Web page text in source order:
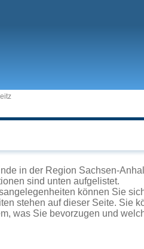
in der Region Sachsen-
sind unten aufgelistet.
können Sie
stehen auf dieser Seite. Sie
was Sie bevorzugen und